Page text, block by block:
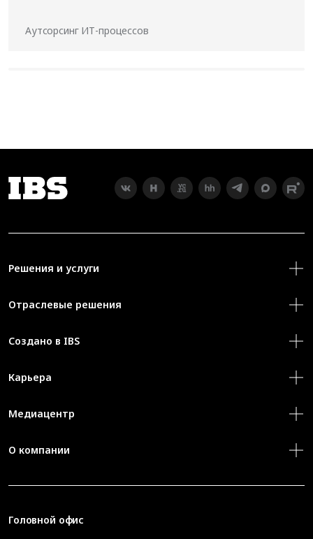
Аутсорсинг ИТ-процессов
Решения и услуги
Отраслевые решения
Создано в IBS
Карьера
Медиацентр
О компании
Головной офис